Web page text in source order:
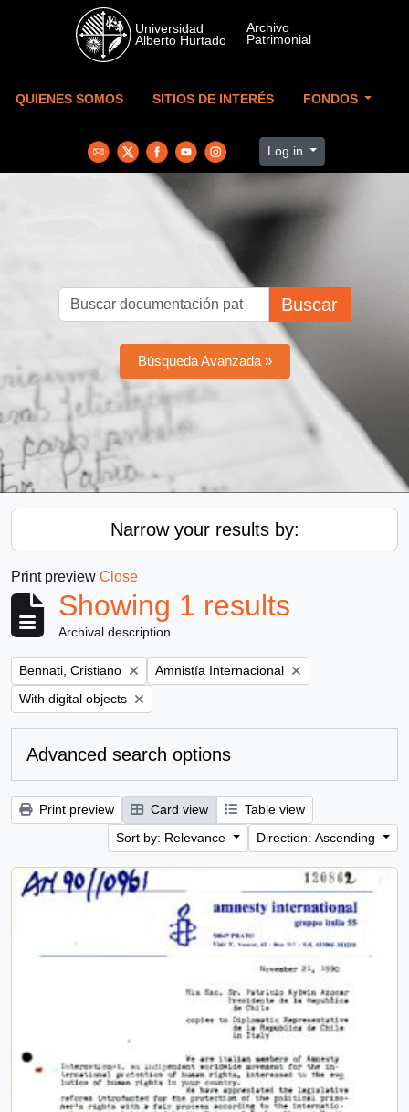
Skip to main content
QUIENES SOMOS SITIOS DE INTERÉS FONDOS
Log in
Buscar
Búsqueda Avanzada »
Narrow your results by:
Print preview Close
Showing 1 results
Archival description
Remove filter:
Bennati, Cristiano Remove filter:
Amnistía Internacional
Remove filter:
With digital objects
Advanced search options
Print preview Card view
Table view
Sort by: Relevance
Direction: Ascending